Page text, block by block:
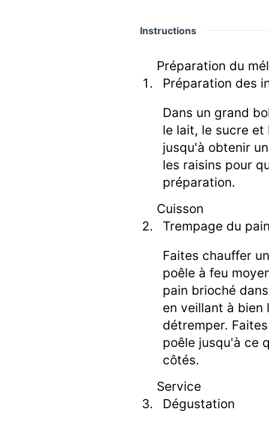
Instructions
Préparation du
Préparation des
Dans un grand
le lait, le sucre et
jusqu'à obtenir
les raisins pour
préparation.
Cuisson
Trempage du
Faites chauffer
poêle à feu
pain brioché
en veillant à bien
détremper.
poêle jusqu'à ce
côtés.
Service
Dégustation